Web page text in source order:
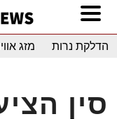
הדלקת נרות מזג
סין